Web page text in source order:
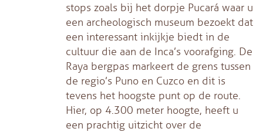
stops zoals bij het dorpje Pucará waar u
een archeologisch museum bezoekt dat
een interessant inkijkje biedt in de
cultuur die aan de Inca’s voorafging. De
Raya bergpas markeert de grens tussen
de regio’s Puno en Cuzco en dit is
tevens het hoogste punt op de route.
Hier, op 4.300 meter hoogte, heeft u
een prachtig uitzicht over de